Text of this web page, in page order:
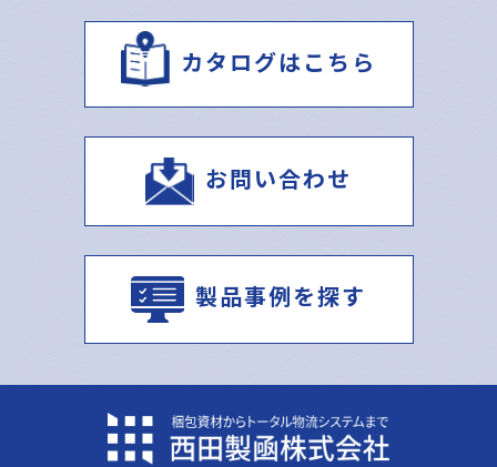
カタログはこちら
お問い合わせ
製品事例を探す